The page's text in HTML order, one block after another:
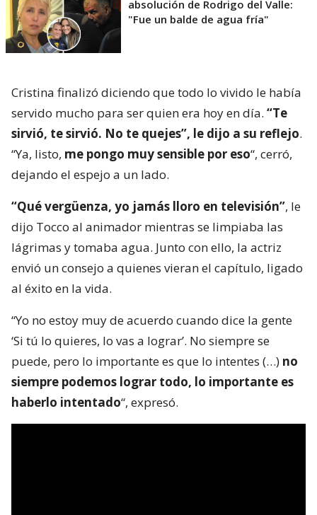
absolución de Rodrigo del Valle:
"Fue un balde de agua fría"
Cristina finalizó diciendo que todo lo vivido le había
servido mucho para ser quien era hoy en día. “Te
sirvió, te sirvió. No te quejes”, le dijo a su reflejo.
“Ya, listo, me pongo muy sensible por eso“, cerró,
dejando el espejo a un lado.
“Qué vergüenza, yo jamás lloro en televisión”, le
dijo Tocco al animador mientras se limpiaba las
lágrimas y tomaba agua. Junto con ello, la actriz
envió un consejo a quienes vieran el capítulo, ligado
al éxito en la vida.
“Yo no estoy muy de acuerdo cuando dice la gente
‘Si tú lo quieres, lo vas a lograr’. No siempre se
puede, pero lo importante es que lo intentes (…) no
siempre podemos lograr todo, lo importante es
haberlo intentado“, expresó.